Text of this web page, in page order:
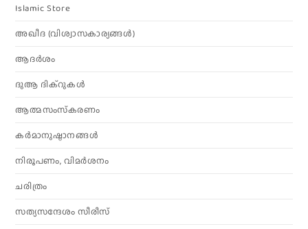
Islamic Store
അഖീദ (വിശ്വാസകാര്യങ്ങള്‍)
ആദര്‍ശം
ദുആ ദിക്റുകൾ
ആത്മസംസ്‌കരണം
കര്‍മാനുഷ്ഠാനങ്ങള്‍
നിരൂപണം, വിമര്‍ശനം
ചരിത്രം
സത്യസന്ദേശം സീരീസ്